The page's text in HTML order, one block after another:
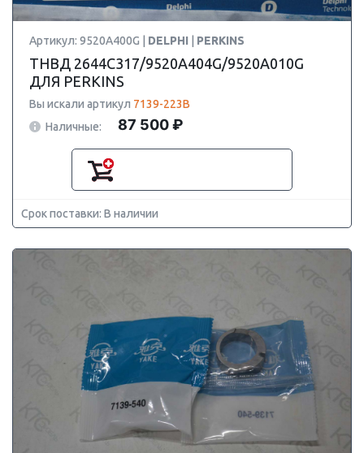
Артикул: 9520A400G | DELPHI PERKINS
ТНВД 2644C317/9520A404G/9520A010G
ДЛЯ PERKINS
Вы искали артикул 7139-223B
Наличные:
87 500 ₽
Срок поставки: В наличии